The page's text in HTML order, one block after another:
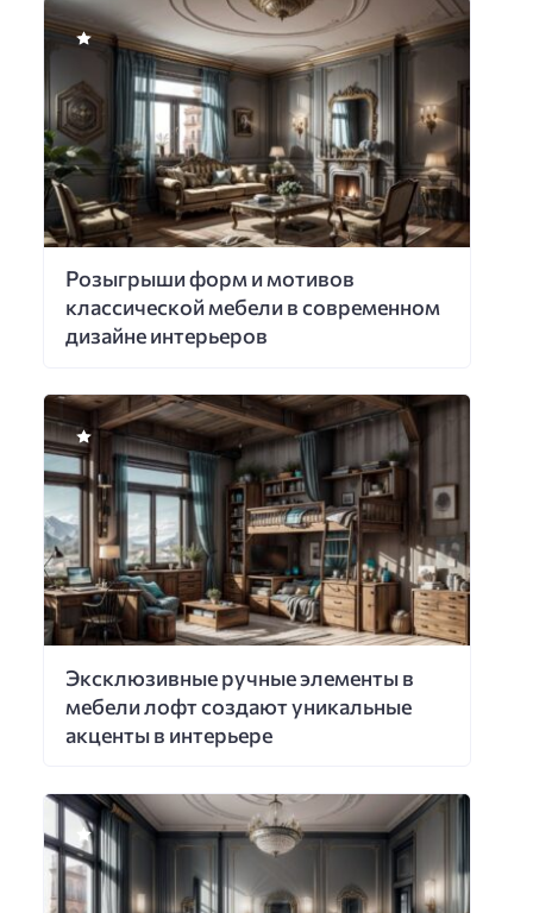
Розыгрыши форм и мотивов
классической мебели в современном
дизайне интерьеров
Эксклюзивные ручные элементы в
мебели лофт создают уникальные
акценты в интерьере